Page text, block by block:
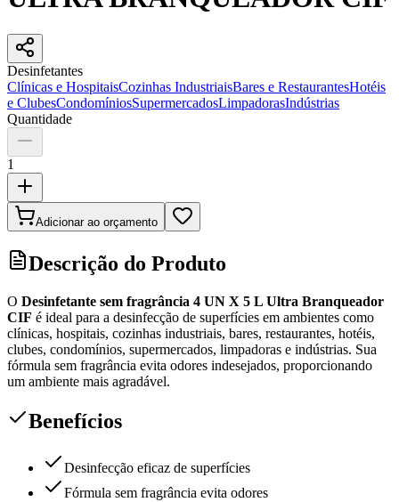
Desinfetantes
Clínicas e HospitaisCozinhas IndustriaisBares e RestaurantesHotéis
e ClubesCondomíniosSupermercadosLimpadorasIndústrias
Quantidade
1
Adicionar ao orçamento
Descrição do Produto
O Desinfetante sem fragrância 4 UN X 5 L Ultra Branqueador
CIF é ideal para a desinfecção de superfícies em ambientes como
clínicas, hospitais, cozinhas industriais, bares, restaurantes, hotéis,
clubes, condomínios, supermercados, limpadoras e indústrias. Sua
fórmula sem fragrância evita odores indesejados, proporcionando
um ambiente mais agradável.
Benefícios
Desinfecção eficaz de superfícies
Fórmula sem fragrância evita odores